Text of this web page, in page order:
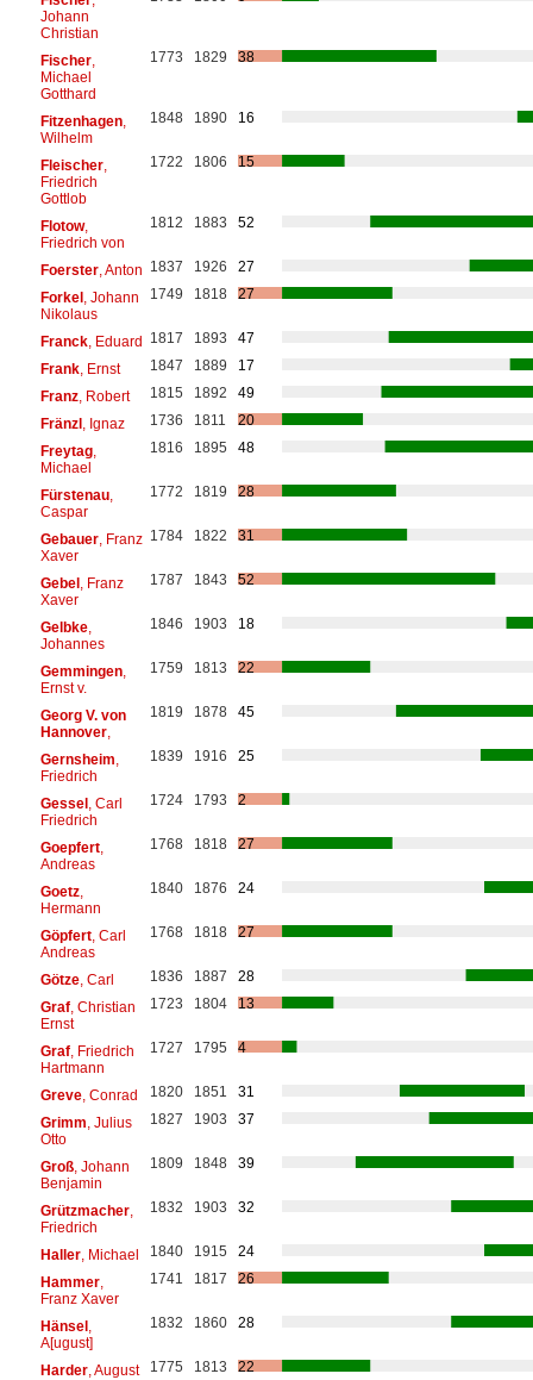
Johann
Christian
Fischer,
Michael
Gotthard
1773 1829 38
Fitzenhagen,
Wilhelm
1848 1890 16
Fleischer,
Friedrich
Gottlob
1722 1806 15
Flotow,
Friedrich von
1812 1883 52
Foerster, Anton 1837 1926
27
Forkel, Johann
Nikolaus
1749 1818 27
Franck, Eduard 1817 1893
47
Frank, Ernst 1847 1889
17
Franz, Robert 1815 1892
49
Fränzl, Ignaz 1736 1811
20
Freytag,
Michael
1816 1895 48
Fürstenau,
Caspar
1772 1819 28
Gebauer, Franz
Xaver
1784 1822 31
Gebel, Franz
Xaver
1787 1843 52
Gelbke,
Johannes
1846 1903 18
Gemmingen,
Ernst v.
1759 1813 22
Georg V. von
Hannover,
1819 1878 45
Gernsheim
Friedrich
1839 1916 25
Gessel, Carl
Friedrich
1724 1793 2
Goepfert,
Andreas
1768 1818 27
Goetz,
Hermann
1840 1876 24
Göpfert, Carl
Andreas
1768 1818 27
Götze, Carl 1836 1887
28
Graf, Christian
Ernst
1723 1804 13
Graf, Friedrich
Hartmann
1727 1795 4
Greve, Conrad 1820 1851
31
Grimm , Julius
Otto
1827 1903 37
Groß, Johann
Benjamin
1809 1848 39
Grützmacher,
Friedrich
1832 1903 32
Haller, Michael 1840 1915
24
Hammer,
Franz Xaver
1741 1817 26
Hänsel,
A[ugust]
1832 1860 28
Harder, August 1775 1813
22